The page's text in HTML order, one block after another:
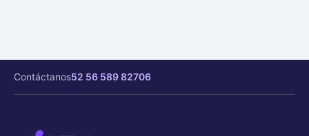
Contáctanos52 56 589 82706